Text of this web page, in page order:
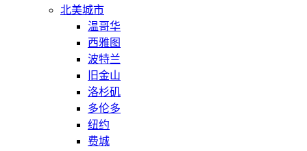
北美城市
温哥华
西雅图
波特兰
旧金山
洛杉矶
多伦多
纽约
费城